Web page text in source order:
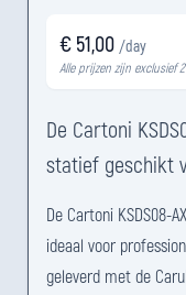
€ 51,00 /day
Alle prijzen zijn exclusief
De Cartoni
statief geschikt
De Cartoni KSDS08-
ideaal voor
geleverd met de